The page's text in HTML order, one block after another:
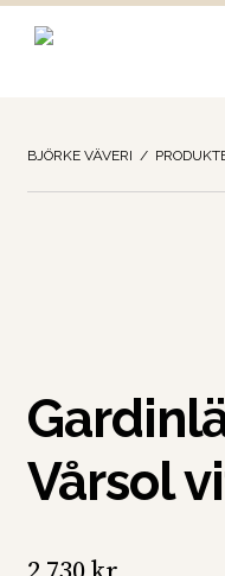
Hoppa
Hoppa
BJÖRKE VÄVERI /
Vårsol